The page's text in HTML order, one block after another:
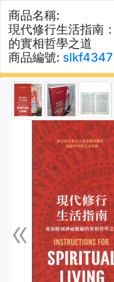
商品名稱:
現代修行生活指南
的實相哲學之道
商品編號: slkf4347
«上一張